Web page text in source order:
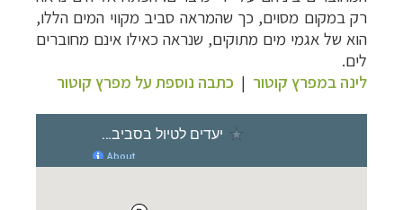
רק במקום מסוים, כך שהמראה סביב מקווי המים הללו,
הוא של אגמי מים מתוקים, שנראה כאילו אינם מחוברים
לים.
לינה במפרץ קוטור | כתבה נוספת על מפרץ קוטור